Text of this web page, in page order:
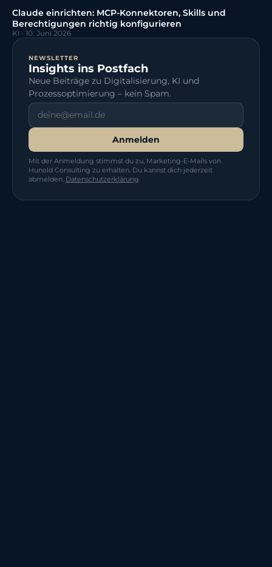
Claude einrichten: MCP-Konnektoren, Skills und
Berechtigungen richtig konfigurieren
KI · 10. Juni 2026
NEWSLETTER
Insights ins Postfach
Neue Beiträge zu Digitalisierung, KI und
Prozessoptimierung – kein Spam.
Anmelden
Mit der Anmeldung stimmst du zu, Marketing-E-Mails von
Hunold Consulting zu erhalten. Du kannst dich jederzeit
abmelden. Datenschutzerklärung